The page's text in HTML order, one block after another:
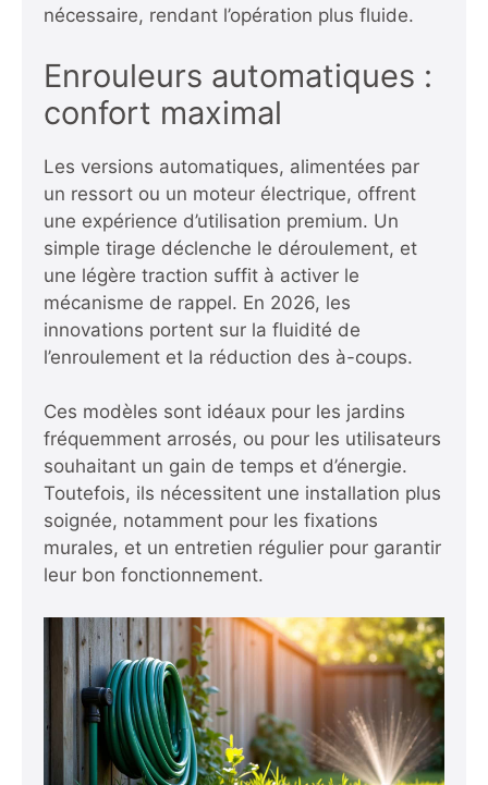
nécessaire, rendant l’opération plus fluide.
Enrouleurs automatiques :
confort maximal
Les versions automatiques, alimentées par
un ressort ou un moteur électrique, offrent
une expérience d’utilisation premium. Un
simple tirage déclenche le déroulement, et
une légère traction suffit à activer le
mécanisme de rappel. En 2026, les
innovations portent sur la fluidité de
l’enroulement et la réduction des à-coups.
Ces modèles sont idéaux pour les jardins
fréquemment arrosés, ou pour les utilisateurs
souhaitant un gain de temps et d’énergie.
Toutefois, ils nécessitent une installation plus
soignée, notamment pour les fixations
murales, et un entretien régulier pour garantir
leur bon fonctionnement.